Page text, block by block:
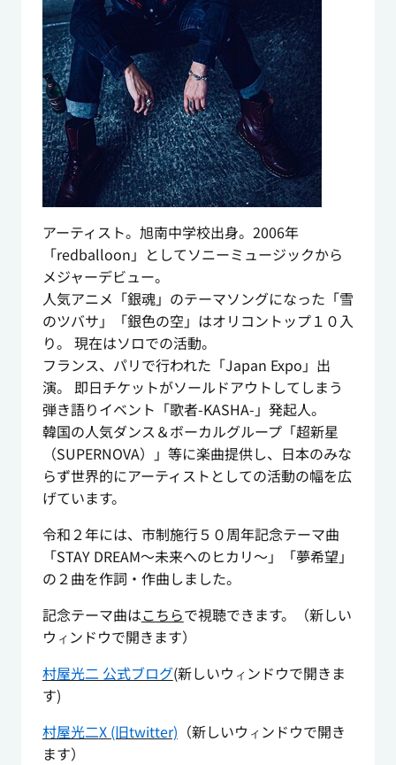
アーティスト。旭南中学校出身。2006年
「redballoon」としてソニーミュージックから
メジャーデビュー。
人気アニメ「銀魂」のテーマソングになった「雪
のツバサ」「銀色の空」はオリコントップ１０入
り。 現在はソロでの活動。
フランス、パリで行われた「Japan Expo」出
演。 即日チケットがソールドアウトしてしまう
弾き語りイベント「歌者-KASHA-」発起人。
韓国の人気ダンス＆ボーカルグループ「超新星
（SUPERNOVA）」等に楽曲提供し、日本のみな
らず世界的にアーティストとしての活動の幅を広
げています。
令和２年には、市制施行５０周年記念テーマ曲
「STAY DREAM～未来へのヒカリ～」「夢希望」
の２曲を作詞・作曲しました。
記念テーマ曲はこちらで視聴できます。（新しい
ウ ィ ンドウで開きます）
村屋光二 公式ブログ(新しいウ ィ ンドウで開きま
す)
村屋光二X (旧twitter) （新しいウ ィ ンドウで開き
ます）